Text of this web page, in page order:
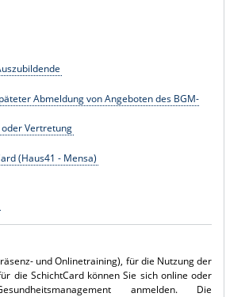
Abmeldung von Angeboten des BGM-
Vertretung
(Haus41 - Mensa)
und Onlinetraining), für die Nutzung der
die SchichtCard können Sie sich online oder
anmelden. Die